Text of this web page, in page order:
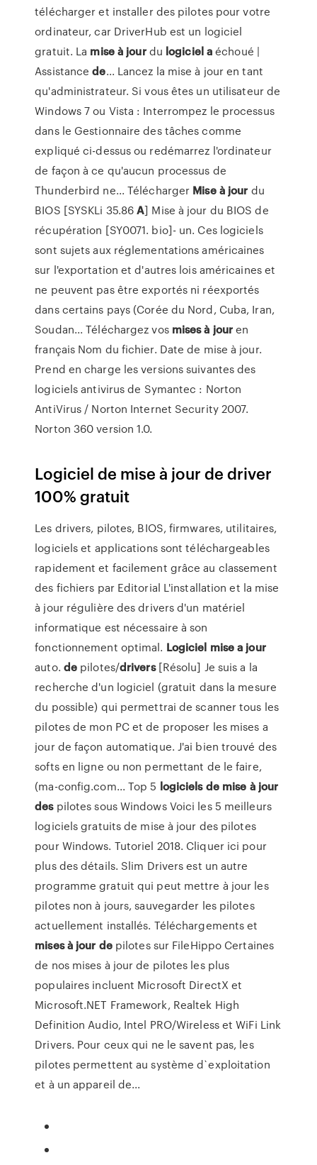
télécharger et installer des pilotes pour votre
ordinateur, car DriverHub est un logiciel
gratuit. La miseà jourdu logicielaéchoué |
Assistancede... Lancez la mise à jour en tant
qu'administrateur. Si vous êtes un utilisateur de
Windows 7 ou Vista : Interrompez le processus
dans le Gestionnaire des tâches comme
expliqué ci-dessus ou redémarrez l'ordinateur
de façon à ce qu'aucun processus de
Thunderbird ne... Télécharger Mise à jour du
BIOS [SYSKLi 35.86A] Mise à jour du BIOS de
récupération [SY0071. bio]- un. Ces logiciels
sont sujets aux réglementations américaines
sur l'exportation et d'autres lois américaines et
ne peuvent pas être exportés ni réexportés
dans certains pays (Corée du Nord, Cuba, Iran,
Soudan... Téléchargez vos misesà jouren
français Nom du fichier. Date de mise à jour.
Prend en charge les versions suivantes des
logiciels antivirus de Symantec : Norton
AntiVirus / Norton Internet Security 2007.
Norton 360 version 1.0.
Logiciel de mise à jour de driver
100% gratuit
Les drivers, pilotes, BIOS, firmwares, utilitaires,
logiciels et applications sont téléchargeables
rapidement et facilement grâce au classement
des fichiers par Editorial L'installation et la mise
à jour régulière des drivers d'un matériel
informatique est nécessaire à son
fonctionnement optimal. Logiciel misea jour
auto. de pilotes/drivers[Résolu] Je suis a la
recherche d'un logiciel (gratuit dans la mesure
du possible) qui permettrai de scanner tous les
pilotes de mon PC et de proposer les mises a
jour de façon automatique. J'ai bien trouvé des
softs en ligne ou non permettant de le faire,
(ma-config.com... Top 5 logiciels de mise à jour
despilotes sous Windows Voici les 5 meilleurs
logiciels gratuits de mise à jour des pilotes
pour Windows. Tutoriel 2018. Cliquer ici pour
plus des détails. Slim Drivers est un autre
programme gratuit qui peut mettre à jour les
pilotes non à jours, sauvegarder les pilotes
actuellement installés. Téléchargements et
mises à jour depilotes sur FileHippo Certaines
de nos mises à jour de pilotes les plus
populaires incluent Microsoft DirectX et
Microsoft.NET Framework, Realtek High
Definition Audio, Intel PRO/Wireless et WiFi Link
Drivers. Pour ceux qui ne le savent pas, les
pilotes permettent au système d`exploitation
et à un appareil de...